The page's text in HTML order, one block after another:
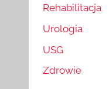
Rehabilitacja
Urologia
USG
Zdrowie